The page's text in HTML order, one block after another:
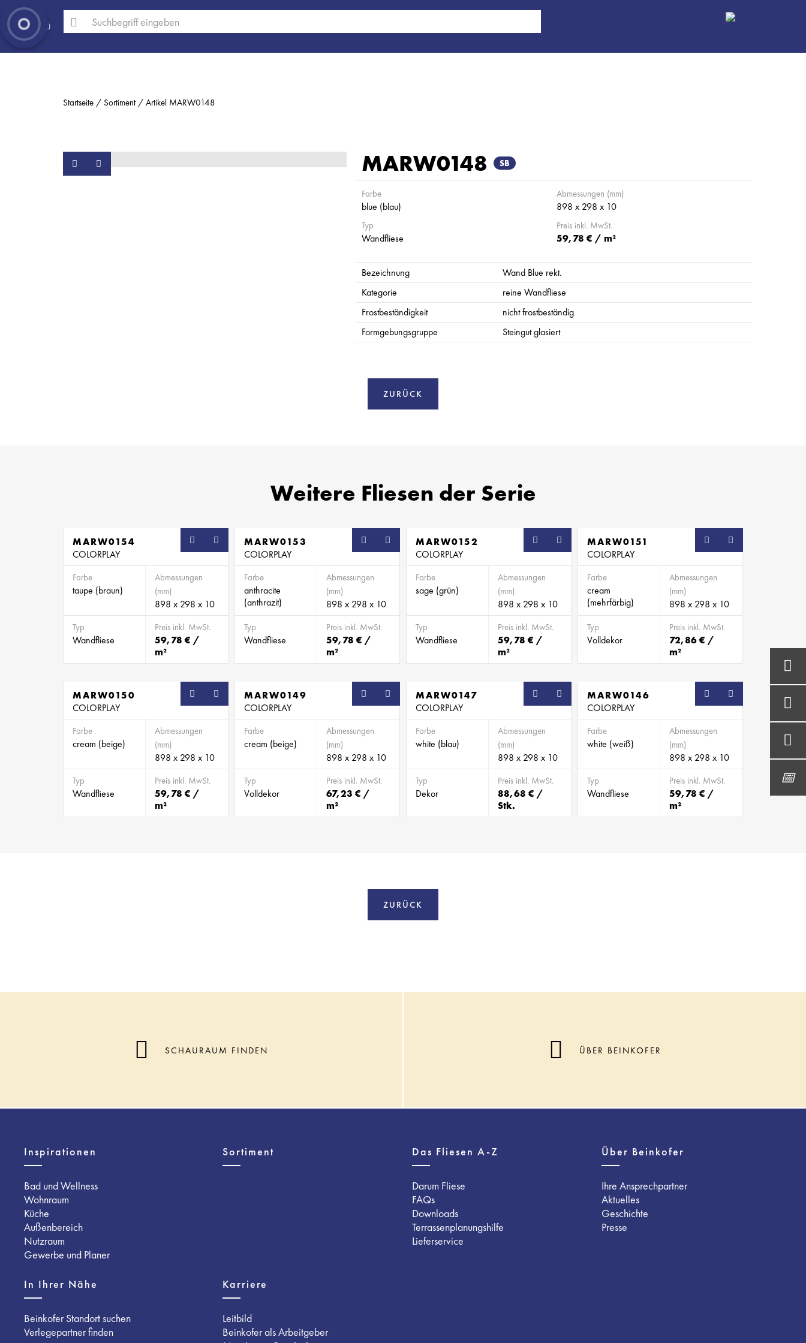
MENÜ
Startseite Sortiment Artikel MARW0148
MARW0148 SB
Farbe
blue (blau)
Abmessungen (mm)
898 x 298 x 10
Typ
Wandfliese
Preis inkl. MwSt.
59,78 € / m²
Bezeichnung
Wand Blue rekt.
Kategorie
reine Wandfliese
Frostbeständigkeit
nicht frostbeständig
Formgebungsgruppe
Steingut glasiert
ZURÜCK
Weitere Fliesen der Serie
MARW0154
COLORPLAY
Farbe
taupe (braun)
Abmessungen
(mm)
898 x 298 x 10
Typ
Wandfliese
Preis inkl. MwSt.
59,78 € /
m²
MARW0153
COLORPLAY
Farbe
anthracite
(anthrazit)
Abmessungen
(mm)
898 x 298 x 10
Typ
Wandfliese
Preis inkl. MwSt.
59,78 € /
m²
MARW0152
COLORPLAY
Farbe
sage (grün)
Abmessungen
(mm)
898 x 298 x 10
Typ
Wandfliese
Preis inkl. MwSt.
59,78 € /
m²
MARW0151
COLORPLAY
Farbe
cream
(mehrfärbig)
Abmessungen
(mm)
898 x 298 x 10
Typ
Volldekor
Preis inkl. MwSt.
72,86 € /
m²
MARW0150
COLORPLAY
Farbe
cream (beige)
Abmessungen
(mm)
898 x 298 x 10
Typ
Wandfliese
Preis inkl. MwSt.
59,78 € /
m²
MARW0149
COLORPLAY
Farbe
cream (beige)
Abmessungen
(mm)
898 x 298 x 10
Typ
Volldekor
Preis inkl. MwSt.
67,23 € /
m²
MARW0147
COLORPLAY
Farbe
white (blau)
Abmessungen
(mm)
898 x 298 x 10
Typ
Dekor
Preis inkl. MwSt.
88,68 € /
Stk.
MARW0146
COLORPLAY
Farbe
white (weiß)
Abmessungen
(mm)
898 x 298 x 10
Typ
Wandfliese
Preis inkl. MwSt.
59,78 € /
m²
ZURÜCK
SCHAURAUM FINDEN ÜBER BEINKOFER
Inspirationen
Bad und Wellness
Wohnraum
Küche
Außenbereich
Nutzraum
Gewerbe und Planer
Sortiment Das Fliesen A-Z
Darum Fliese
FAQs
Downloads
Terrassenplanungshilfe
Lieferservice
Über Beinkofer
Ihre Ansprechpartner
Aktuelles
Geschichte
Presse
In Ihrer Nähe
Beinkofer Standort suchen
Verlegepartner finden
Karriere
Leitbild
Beinkofer als Arbeitgeber